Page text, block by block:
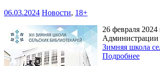
06.03.2024 Новости, 18+
26 февраля
Администрации
Зимняя школа
Подробнее